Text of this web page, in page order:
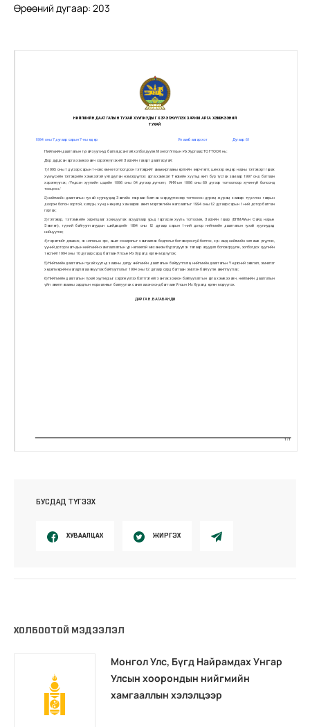
Өрөөний дугаар: 203
БУСДАД ТҮГЭЭХ
ХУВААЛЦАХ ЖИРГЭХ
ХОЛБООТОЙ МЭДЭЭЛЭЛ
Монгол Улс, Бүгд Найрамдах Унгар
Улсын хоорондын нийгмийн
хамгааллын хэлэлцээр